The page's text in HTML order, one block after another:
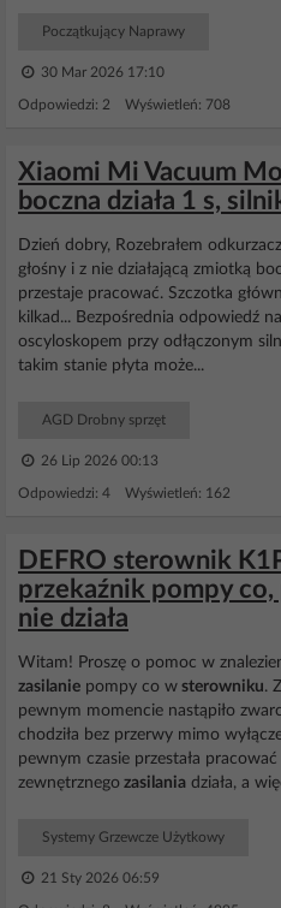
Początkujący Naprawy
30 Mar 2026 17:10
Odpowiedzi: 2 Wyświetleń: 708
Xiaomi Mi Vacuum
boczna działa 1 s,
Dzień dobry, Rozebrałem
głośny i z nie działającą zmiotką
przestaje pracować. Szczotka
kilkad... Bezpośrednia odpowiedź
oscyloskopem przy odłączonym
takim stanie płyta może...
AGD Drobny sprzęt
26 Lip 2026 00:13
Odpowiedzi: 4 Wyświetleń: 162
DEFRO sterownik
przekaźnik pompy co,
nie działa
Witam! Proszę o pomoc w
zasilanie pompy co w sterowniku.
pewnym momencie nastąpiło
chodziła bez przerwy mimo
pewnym czasie przestała
zewnętrznego zasilania działa, a
Systemy Grzewcze Użytkowy
21 Sty 2026 06:59